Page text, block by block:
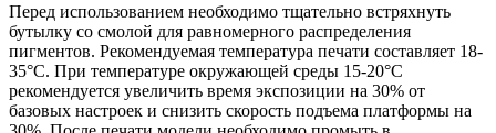
Перед использованием необходимо тщательно встряхнуть
бутылку со смолой для равномерного распределения
пигментов. Рекомендуемая температура печати составляет 18-
35°C. При температуре окружающей среды 15-20°C
рекомендуется увеличить время экспозиции на 30% от
базовых настроек и снизить скорость подъема платформы на